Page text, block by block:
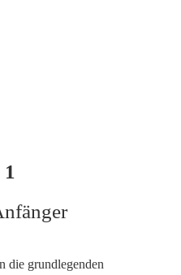
die grundlegenden